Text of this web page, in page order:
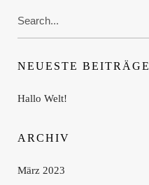
for:
NEUESTE BEITRÄGE
Hallo Welt!
ARCHIV
März 2023